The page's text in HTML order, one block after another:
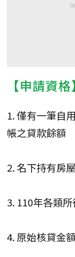
【申請資格】
1. 僅有一筆自
帳之貸款餘額
2. 名下持有房
3. 110年各類
4. 原始核貸金額